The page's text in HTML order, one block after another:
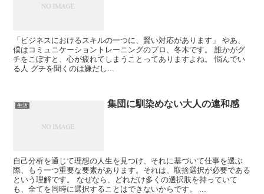
「ビジネスにおけるスキルの一つに、賢い対応があります」 やあ、
僕はコミュニケーショントレーニングのプロ、冬木です。 誰かがグ
チをこぼすと、心が疲れてしまうことってありますよね。 悩んでい
る人 グチを聞くのは嫌だし...
生活 集団に馴染めない大人の違和感
自己分析を通じて理想の人生を見つけ、それに基づいて仕事を選ぶ
際、もう一つ重要な要素があります。それは、取捨選択が必要である
という理解です。 なぜなら、どれだけ多くの選択肢を持っていて
も、全てを同時に選択することはできないからです。 ...